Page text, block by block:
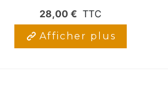
28,00 € TTC
Afficher plus